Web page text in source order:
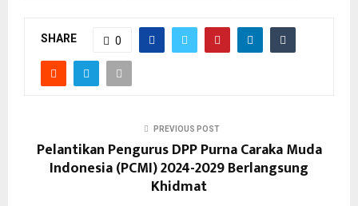
SHARE 0
PREVIOUS POST
Pelantikan Pengurus DPP Purna Caraka Muda
Indonesia (PCMI) 2024-2029 Berlangsung
Khidmat